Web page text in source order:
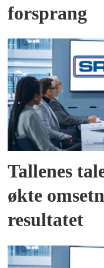
forsprang
Tallenes
økte
resultatet